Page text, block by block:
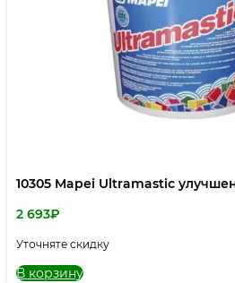
10305 Mapei Ultramastic
2 693₽
Уточняте скидку
В корзину